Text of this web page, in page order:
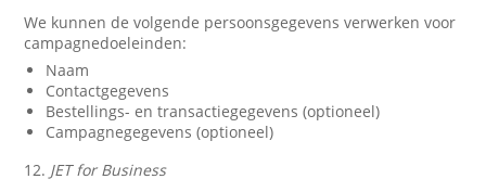
We kunnen de volgende persoonsgegevens verwerken voor
campagnedoeleinden:
Naam
Contactgegevens
Bestellings- en transactiegegevens (optioneel)
Campagnegegevens (optioneel)
12. JET for Business